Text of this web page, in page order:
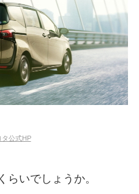
タ公式HP
らいでしょうか。